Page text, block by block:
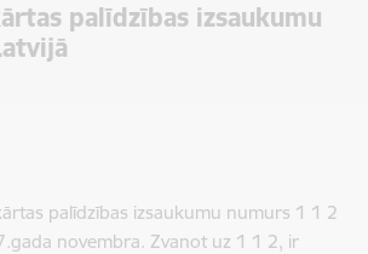
palīdzības izsaukumu
palīdzības izsaukumu numurs 1 1 2
novembra. Zvanot uz 1 1 2, ir